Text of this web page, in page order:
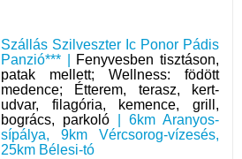
Szállás Szilveszter Ic Ponor Pádis
Panzió*** | Fenyvesben tisztáson,
patak mellett; Wellness: födött
medence; Étterem, terasz, kert-
udvar, filagória, kemence, grill,
bogrács, parkoló | 6km Aranyos-
sípálya, 9km Vércsorog-vízesés,
25km Bélesi-tó